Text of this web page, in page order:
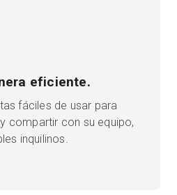
eficiente.
fáciles de usar para
compartir con su equipo,
inquilinos.